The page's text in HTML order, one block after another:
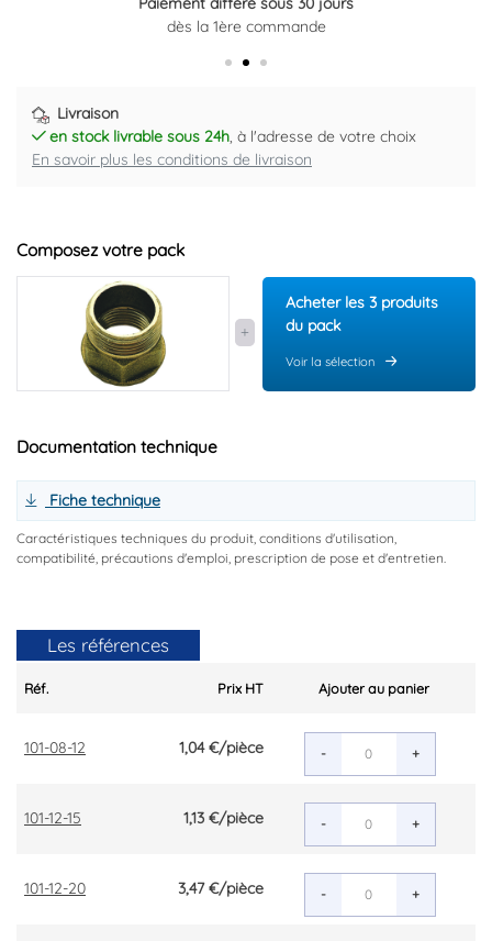
dès la 1ère commande
Livraison
en stock livrable sous 24h, à l'adresse de votre choix
En savoir plus les conditions de livraison
Composez votre pack
Acheter les 3 produits
du pack
Voir la sélection
Documentation technique
Fiche technique
Caractéristiques techniques du produit, conditions d'utilisation,
compatibilité, précautions d'emploi, prescription de pose et d'entretien.
Les références
Réf. Prix HT Ajouter au panier
101-08-12 1,04 €/pièce - +
101-12-15 1,13 €/pièce - +
101-12-20 3,47 €/pièce - +